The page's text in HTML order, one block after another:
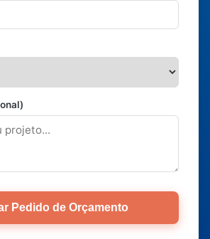
Pedido de Orçamento